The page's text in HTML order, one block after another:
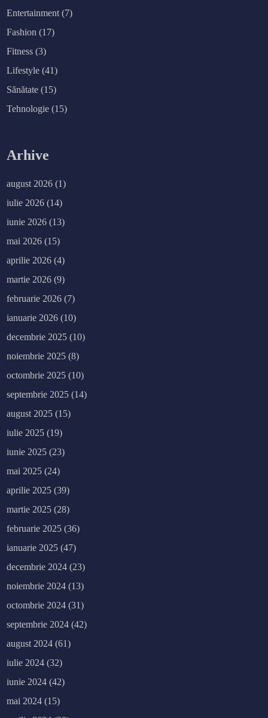
Entertainment (7)
Fashion (17)
Fitness (3)
Lifestyle (41)
Sănătate (15)
Tehnologie (15)
Arhive
august 2026 (1)
iulie 2026 (14)
iunie 2026 (13)
mai 2026 (15)
aprilie 2026 (4)
martie 2026 (9)
februarie 2026 (7)
ianuarie 2026 (10)
decembrie 2025 (10)
noiembrie 2025 (8)
octombrie 2025 (10)
septembrie 2025 (14)
august 2025 (15)
iulie 2025 (19)
iunie 2025 (23)
mai 2025 (24)
aprilie 2025 (39)
martie 2025 (28)
februarie 2025 (36)
ianuarie 2025 (47)
decembrie 2024 (23)
noiembrie 2024 (13)
octombrie 2024 (31)
septembrie 2024 (42)
august 2024 (61)
iulie 2024 (32)
iunie 2024 (42)
mai 2024 (15)